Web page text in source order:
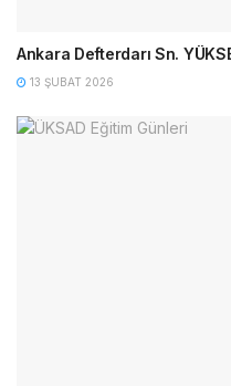
Ankara Defterdarı Sn.
13 ŞUBAT 2026